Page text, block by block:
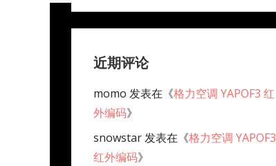
近期评论
momo 发表在《格力空调 YAPOF3 红
外编码》
snowstar发表在《格力空调 YAPOF3
红外编码》